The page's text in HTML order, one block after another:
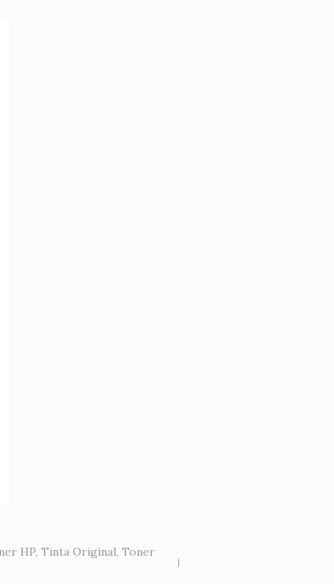
HP, Tinta Original, Toner